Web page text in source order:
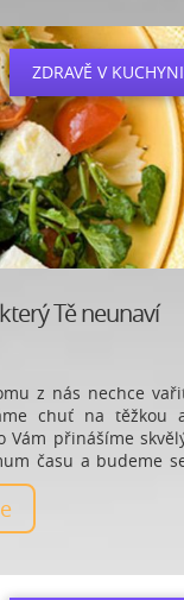
ZDRAVĚ V KUCHYNI
Tě neunaví
z nás nechce
chuť na těžkou
Vám přinášíme
času a budeme